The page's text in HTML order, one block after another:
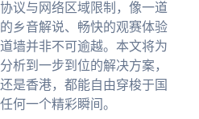
议与网络区域限制，像一道
乡音解说、畅快的观赛体验
墙并非不可逾越。本文将为
析到一步到位的解决方案，
是香港，都能自由穿梭于国
何一个精彩瞬间。